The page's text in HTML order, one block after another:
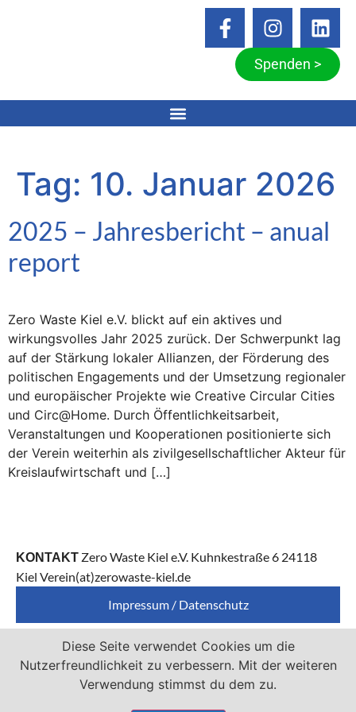
Spenden >
Tag: 10. Januar 2026
2025 – Jahresbericht – anual
report
Zero Waste Kiel e.V. blickt auf ein aktives und
wirkungsvolles Jahr 2025 zurück. Der Schwerpunkt lag
auf der Stärkung lokaler Allianzen, der Förderung des
politischen Engagements und der Umsetzung regionaler
und europäischer Projekte wie Creative Circular Cities
und Circ@Home. Durch Öffentlichkeitsarbeit,
Veranstaltungen und Kooperationen positionierte sich
der Verein weiterhin als zivilgesellschaftlicher Akteur für
Kreislaufwirtschaft und […]
KONTAKT Zero Waste Kiel e.V. Kuhnkestraße 6 24118
Kiel Verein(at)zerowaste-kiel.de
Impressum / Datenschutz
Zero Waste Kiel e.V. ist Mitglied von
Diese Seite verwendet Cookies um die
Nutzerfreundlichkeit zu verbessern. Mit der weiteren
Verwendung stimmst du dem zu.